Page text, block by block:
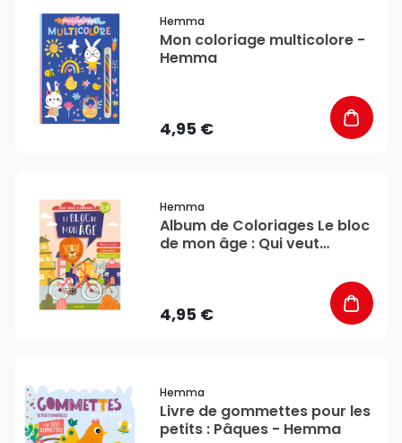
Hemma
Mon coloriage multicolore -
Hemma
4,95 €
Hemma
Album de Coloriages Le bloc
de mon âge : Qui veut
4,95 €
Hemma
Livre de gommettes pour les
petits : Pâques - Hemma